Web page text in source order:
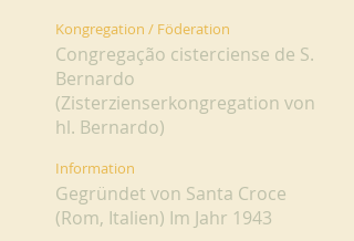
Kongregation / Föderation
Congregação cisterciense de S.
Bernardo
(Zisterzienserkongregation von
hl. Bernardo)
Information
Gegründet von Santa Croce
(Rom, Italien) Im Jahr 1943